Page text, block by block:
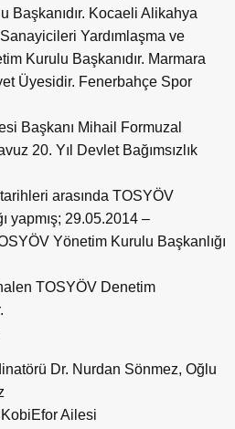
Başkanıdır. Kocaeli Alikahya
Yardımlaşma ve
Kurulu Başkanıdır. Marmara
Üyesidir. Fenerbahçe Spor
Başkanı Mihail Formuzal
20. Yıl Devlet Bağımsızlık
arasında TOSYÖV
yapmış; 29.05.2014 –
Yönetim Kurulu Başkanlığı
TOSYÖV Denetim
Dr. Nurdan Sönmez, Oğlu
Ailesi